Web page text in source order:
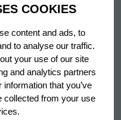
COOKIES
content and ads, to
to analyse our traffic.
your use of our site
and analytics partners
that you’ve
collected from your use
have
contains
string on the
session. This
non-
Bestän
dig